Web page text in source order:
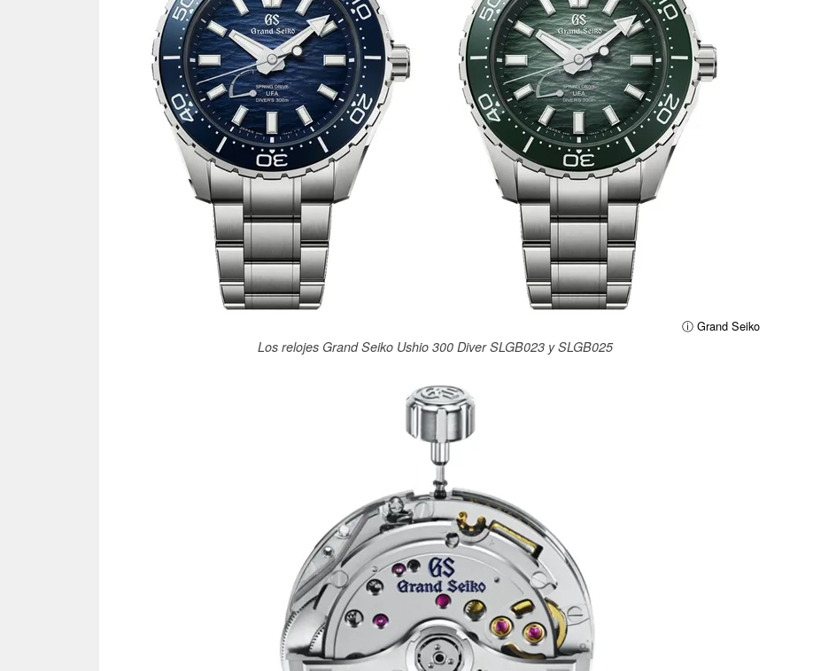
ⓘ Grand Seiko
Los relojes Grand Seiko Ushio 300 Diver SLGB023 y SLGB025